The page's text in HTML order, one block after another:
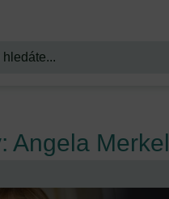
Angela Merkel